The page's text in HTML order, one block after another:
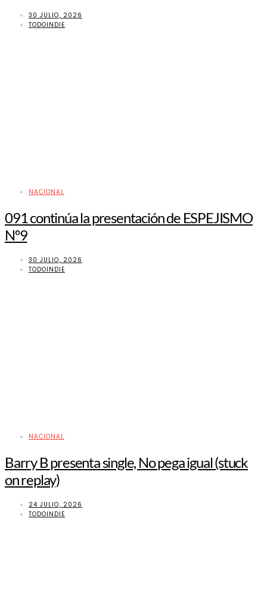
30 JULIO, 2026
TODOINDIE
NACIONAL
091 continúa la presentación de ESPEJISMO
Nº9
30 JULIO, 2026
TODOINDIE
NACIONAL
Barry B presenta single, No pega igual (stuck
on replay)
24 JULIO, 2026
TODOINDIE